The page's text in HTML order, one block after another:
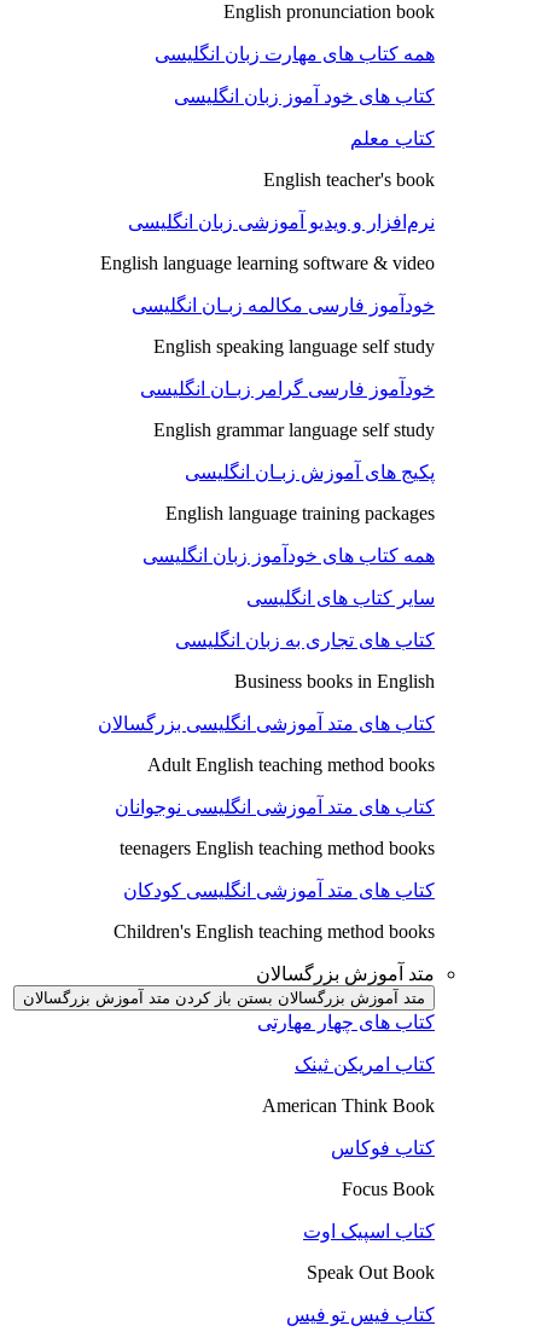
English pronunciation book
همه کتاب های مهارت زبان انگلیسی
کتاب های خود آموز زبان انگلیسی
کتاب معلم
English teacher's book
نرم‌افزار و ویدیو آموزشی زبان انگلیسی
English language learning software & video
خودآموز فارسی مکالمه زبـان انگلیسی
English speaking language self study
خودآموز فارسی گرامر زبـان انگلیسی
English grammar language self study
پکیج های آموزش زبـان انگلیسی
English language training packages
همه کتاب های خودآموز زبان انگلیسی
سایر کتاب های انگلیسی
کتاب های تجاری به زبان انگلیسی
Business books in English
کتاب های متد آموزشی انگلیسی بزرگسالان
Adult English teaching method books
کتاب های متد آموزشی انگلیسی نوجوانان
teenagers English teaching method books
کتاب های متد آموزشی انگلیسی کودکان
Children's English teaching method books
متد آموزش بزرگسالان
متد آموزش بزرگسالان بستن باز کردن متد آموزش بزرگسالان
کتاب های چهار مهارتی
کتاب امریکن ثینک
American Think Book
کتاب فوکاس
Focus Book
کتاب اسپیک اوت
Speak Out Book
کتاب فیس تو فیس